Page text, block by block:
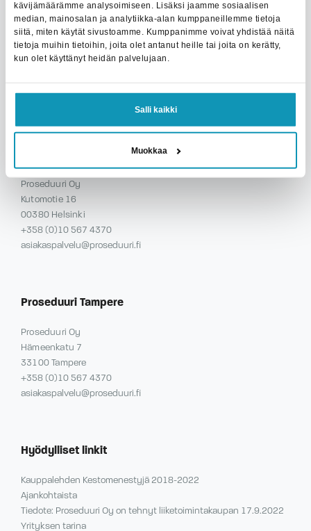
kävijämäärämme analysoimiseen. Lisäksi jaamme sosiaalisen
median, mainosalan ja analytiikka-alan kumppaneillemme tietoja
siitä, miten käytät sivustoamme. Kumppanimme voivat yhdistää näitä
tietoja muihin tietoihin, joita olet antanut heille tai joita on kerätty,
kun olet käyttänyt heidän palvelujaan.
Salli kaikki
Muokkaa
Proseduuri Oy
Kutomotie 16
00380 Helsinki
+358 (0)10 567 4370
asiakaspalvelu@proseduuri.fi
Proseduuri Tampere
Proseduuri Oy
Hämeenkatu 7
33100 Tampere
+358 (0)10 567 4370
asiakaspalvelu@proseduuri.fi
Hyödylliset linkit
Kauppalehden Kestomenestyjä 2018-2022
Ajankohtaista
Tiedote: Proseduuri Oy on tehnyt liiketoimintakaupan 17.9.2022
Yrityksen tarina